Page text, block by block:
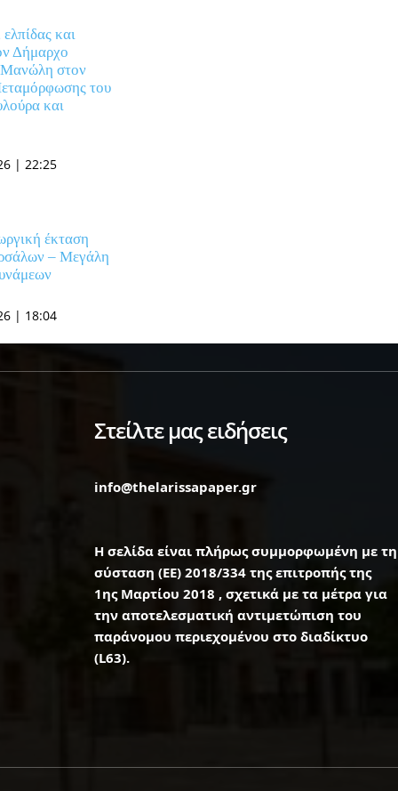
και
Δήμαρχο
στον
του
και
| 22:25
έκταση
– Μεγάλη
| 18:04
Στείλτε μας ειδήσεις
info@thelarissapaper.gr
Η σελίδα είναι πλήρως συμμορφωμένη με τη
σύσταση (ΕΕ) 2018/334 της επιτροπής της
1ης Μαρτίου 2018 , σχετικά με τα μέτρα για
την αποτελεσματική αντιμετώπιση του
παράνομου περιεχομένου στο διαδίκτυο
(L63).